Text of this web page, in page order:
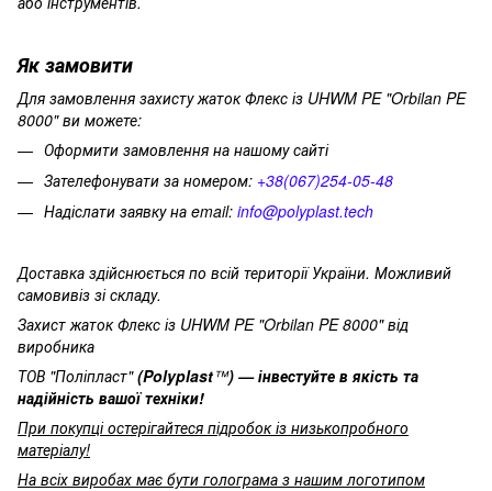
Як замовити
Для замовлення захисту жаток Флекс із UHWM PE "Orbilan PE
8000" ви можете:
Оформити замовлення на нашому сайті
Зателефонувати за номером: +38(067)254-05-48
Надіслати заявку на email: info@polyplast.tech
Доставка здійснюється по всій території України. Можливий
самовивіз зі складу.
Захист жаток Флекс із UHWM PE "Orbilan PE 8000" від
виробника
ТОВ "Поліпласт"(Polyplast™) — інвестуйте в якість та
надійність вашої техніки!
При покупці остерігайтеся підробок із низькопробного
матеріалу!
На всіх виробах має бути голограма з нашим логотипом